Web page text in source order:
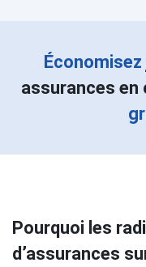
Économisez
assurances en
Pourquoi les
d’assurances